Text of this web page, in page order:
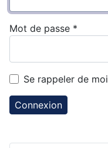
Mot de passe *
Se rappeler de moi
Connexion